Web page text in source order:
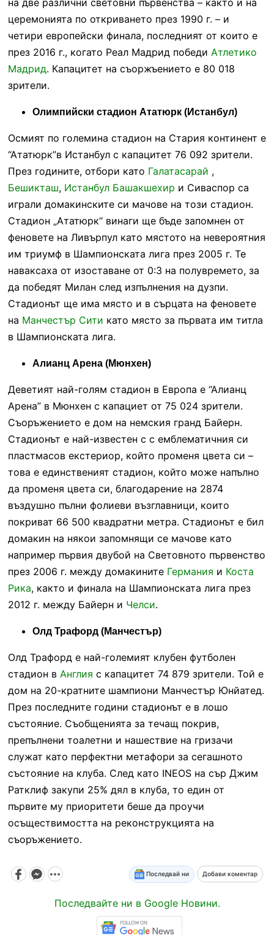
церемонията по откриването през 1990 г. – и
четири европейски финала, последният от които е
през 2016 г., когато Реал Мадрид победи Атлетико
Мадрид. Капацитет на съоржъението е 80 018
зрители.
Олимпийски стадион Ататюрк (Истанбул)
Осмият по големина стадион на Стария континент е
“Ататюрк”в Истанбул с капацитет 76 092 зрители.
През годините, отбори като Галатасарай ,
Бешикташ, Истанбул Башакшехир и Сиваспор са
играли домакинските си мачове на този стадион.
Стадион „Ататюрк“ винаги ще бъде запомнен от
феновете на Ливърпул като мястото на невероятния
им триумф в Шампионската лига през 2005 г. Те
наваксаха от изоставане от 0:3 на полувремето, за
да победят Милан след изпълнения на дузпи.
Стадионът ще има място и в сърцата на феновете
на Манчестър Сити като място за първата им титла
в Шампионската лига.
Алианц Арена (Мюнхен)
Деветият най-голям стадион в Европа е “Алианц
Арена” в Мюнхен с капациет от 75 024 зрители.
Съоръжението е дом на немския гранд Байерн.
Стадионът е най-известен с с емблематичния си
пластмасов екстериор, който променя цвета си –
това е единственият стадион, който може напълно
да променя цвета си, благодарение на 2874
въздушно пълни фолиеви възглавници, които
покриват 66 500 квадратни метра. Стадионът е бил
домакин на някои запомнящи се мачове като
например първия двубой на Световното първенство
през 2006 г. между домакините Германия и Коста
Рика, както и финала на Шампионската лига през
2012 г. между Байерн и Челси.
Олд Трафорд (Манчестър)
Олд Трафорд е най-големият клубен футболен
стадион в Англия с капацитет 74 879 зрители. Той е
дом на 20-кратните шампиони Манчестър Юнйатед.
През последните години стадионът е в лошо
състояние. Съобщенията за течащ покрив,
препълнени тоалетни и нашествие на гризачи
служат като перфектни метафори за сегашното
състояние на клуба. След като INEOS на сър Джим
Ратклиф закупи 25% дял в клуба, то един от
първите му приоритети беше да проучи
осъществимостта на реконструкцията на
съоръжението.
Последвай ни Добави коментар
Последвайте ни в Google Новини.